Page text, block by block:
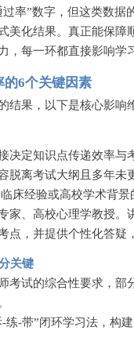
过率”数字，但这类数据
美化结果。真正能保
，每一环都直接影响学
的6个关键因素
结果，以下是核心影响
决定知识点传递效率
脱离考试大纲且多年未
床经验或高校学术背景
家、高校心理学教授
点，并提供个性化答疑
关键
考试的综合性要求，
练-带”闭环学习法，构